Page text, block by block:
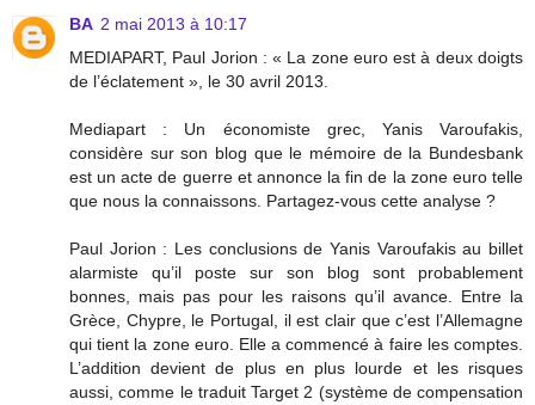
BA 2 mai 2013 à 10:17
MEDIAPART, Paul Jorion : « La zone euro est à deux doigts
de l’éclatement », le 30 avril 2013.
Mediapart : Un économiste grec, Yanis Varoufakis,
considère sur son blog que le mémoire de la Bundesbank
est un acte de guerre et annonce la fin de la zone euro telle
que nous la connaissons. Partagez-vous cette analyse ?
Paul Jorion : Les conclusions de Yanis Varoufakis au billet
alarmiste qu’il poste sur son blog sont probablement
bonnes, mais pas pour les raisons qu’il avance. Entre la
Grèce, Chypre, le Portugal, il est clair que c’est l’Allemagne
qui tient la zone euro. Elle a commencé à faire les comptes.
L’addition devient de plus en plus lourde et les risques
aussi, comme le traduit Target 2 (système de compensation